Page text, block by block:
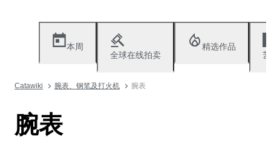
本周
全球在线拍卖
精选作品
Catawiki 腕表、钢笔及打火机 腕表
腕表